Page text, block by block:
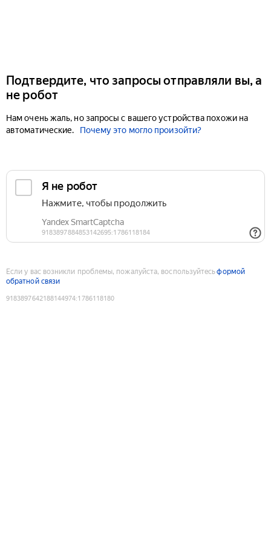
Подтвердите, что запросы отправляли вы, а
не робот
Нам очень жаль, но запросы с вашего устройства похожи на
автоматические.
Почему это могло произойти?
Если у вас возникли проблемы, пожалуйста, воспользуйтесьформой
обратной связи
9183897642188144974:1786118180